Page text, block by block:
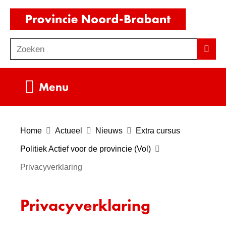
Ga
de
inhoud
o
e
Zoeken
Menu
Home Actueel Nieuws Extra cursus
Politiek Actief voor de provincie (Vol)
Privacyverklaring
Privacyverklaring